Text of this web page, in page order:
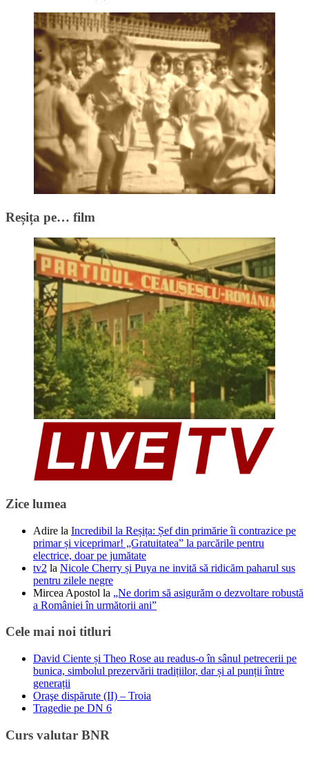
Reșița pe… film
Zice lumea
Adire la Incredibil la Reșița: Șef din primărie îi contrazice pe
primar și viceprimar! „Gratuitatea” la parcările pentru
electrice, doar pe jumătate
tv2 la Nicole Cherry și Puya ne invită să ridicăm paharul sus
pentru zilele negre
Mircea Apostol la „Ne dorim să asigurăm o dezvoltare robustă
a României în următorii ani”
Cele mai noi titluri
David Ciente și Theo Rose au readus-o în sânul petrecerii pe
bunica, simbolul prezervării tradițiilor, dar și al punții între
generații
Oraşe dispărute (II) – Troia
Tragedie pe DN 6
Curs valutar BNR